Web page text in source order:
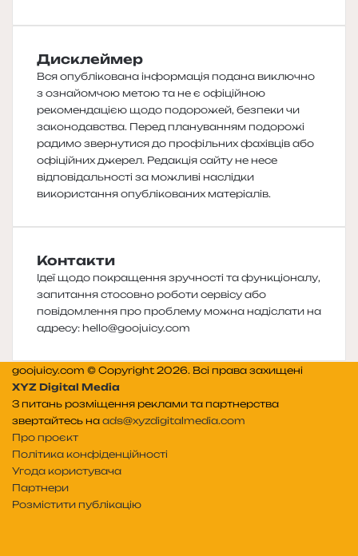
Дисклеймер
Вся опублікована інформація подана виключно
з ознайомчою метою та не є офіційною
рекомендацією щодо подорожей, безпеки чи
законодавства. Перед плануванням подорожі
радимо звернутися до профільних фахівців або
офіційних джерел. Редакція сайту не несе
відповідальності за можливі наслідки
використання опублікованих матеріалів.
Контакти
Ідеї щодо покращення зручності та функціоналу,
запитання стосовно роботи сервісу або
повідомлення про проблему можна надіслати на
адресу: hello@goojuicy.com
goojuicy.com © Copyright 2026. Всі права захищені
XYZ Digital Media
З питань розміщення реклами та партнерства
звертайтесь на ads@xyzdigitalmedia.com
Про проєкт
Політика конфіденційності
Угода користувача
Партнери
Розмістити публікацію